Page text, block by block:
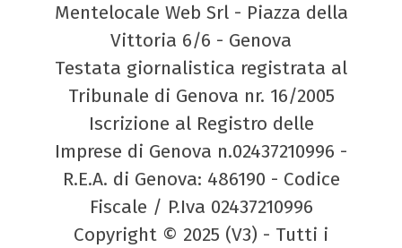
Mentelocale Web Srl - Piazza della
Vittoria 6/6 - Genova
Testata giornalistica registrata al
Tribunale di Genova nr. 16/2005
Iscrizione al Registro delle
Imprese di Genova n.02437210996 -
R.E.A. di Genova: 486190 - Codice
Fiscale / P.Iva 02437210996
Copyright © 2025 (V3) - Tutti i